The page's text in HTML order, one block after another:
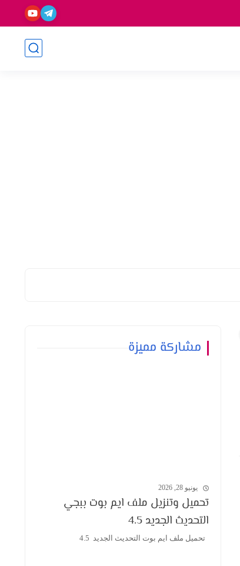
مشاركة مميزة
يونيو 28, 2026
تحميل وتنزيل ملف ايم بوت ببجي
التحديث الجديد 4.5
تحميل ملف ايم بوت التحديث الجديد 4.5